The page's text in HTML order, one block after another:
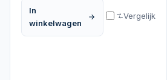
In
winkelwagen
Vergelijk